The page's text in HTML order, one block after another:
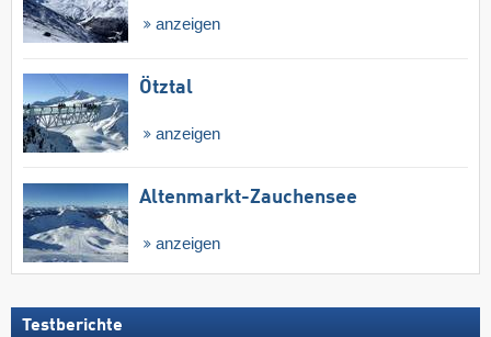
anzeigen
Ötztal
anzeigen
Altenmarkt-Zauchensee
anzeigen
Testberichte